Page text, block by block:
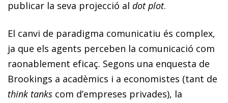
publicar la seva projecció al dot plot.
El canvi de paradigma comunicatiu és complex,
ja que els agents perceben la comunicació com
raonablement eficaç. Segons una enquesta de
Brookings a acadèmics i a economistes (tant de
think tanks com d’empreses privades), la